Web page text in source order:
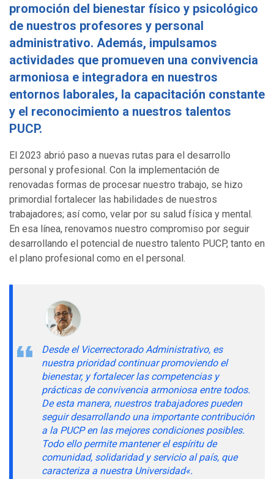
promoción del bienestar físico y psicológico
de nuestros profesores y personal
administrativo. Además, impulsamos
actividades que promueven una convivencia
armoniosa e integradora en nuestros
entornos laborales, la capacitación constante
y el reconocimiento a nuestros talentos
PUCP.
El 2023 abrió paso a nuevas rutas para el desarrollo
personal y profesional. Con la implementación de
renovadas formas de procesar nuestro trabajo, se hizo
primordial fortalecer las habilidades de nuestros
trabajadores; así como, velar por su salud física y mental.
En esa línea, renovamos nuestro compromiso por seguir
desarrollando el potencial de nuestro talento PUCP, tanto en
el plano profesional como en el personal.
Desde el Vicerrectorado Administrativo, es
nuestra prioridad continuar promoviendo el
bienestar, y fortalecer las competencias y
prácticas de convivencia armoniosa entre todos.
De esta manera, nuestros trabajadores pueden
seguir desarrollando una importante contribución
a la PUCP en las mejores condiciones posibles.
Todo ello permite mantener el espíritu de
comunidad, solidaridad y servicio al país, que
caracteriza a nuestra Universidad«.